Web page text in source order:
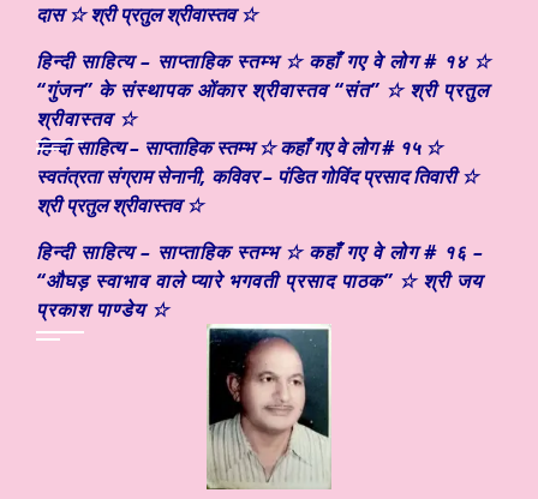
दास ☆ श्री प्रतुल श्रीवास्तव ☆
हिन्दी साहित्य – साप्ताहिक स्तम्भ ☆ कहाँ गए वे लोग # १४ ☆
“गुंजन” के संस्थापक ओंकार श्रीवास्तव “संत” ☆ श्री प्रतुल
श्रीवास्तव ☆
हिन्दी साहित्य – साप्ताहिक स्तम्भ ☆ कहाँ गए वे लोग # १५ ☆
स्वतंत्रता संग्राम सेनानी, कविवर – पंडित गोविंद प्रसाद तिवारी ☆
श्री प्रतुल श्रीवास्तव ☆
हिन्दी साहित्य – साप्ताहिक स्तम्भ ☆ कहाँ गए वे लोग # १६ –
“औघड़ स्वाभाव वाले प्यारे भगवती प्रसाद पाठक” ☆ श्री जय
प्रकाश पाण्डेय ☆